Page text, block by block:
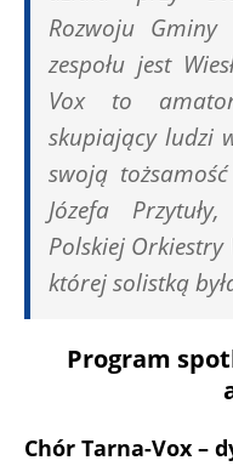
Rozwoju Gminy
zespołu jest
Vox to
skupiający ludzi
swoją
Józefa
Polskiej Orkiestry
której solistką
Program
Chór Tarna-Vox –